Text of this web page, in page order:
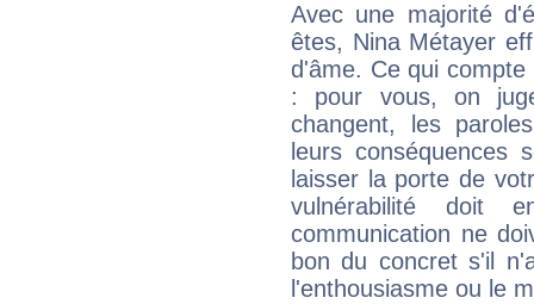
Avec une majorité
êtes, Nina Métayer
d'âme. Ce qui
: pour vous, on
changent, les
leurs conséquences
laisser la porte de
vulnérabilité doit
communication ne
bon du concret s'il
l'enthousiasme ou le